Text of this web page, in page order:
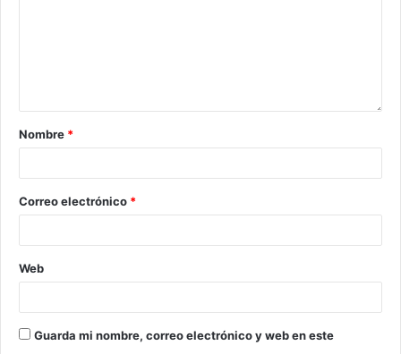
Nombre *
Correo electrónico *
Web
Guarda mi nombre, correo electrónico y web en este